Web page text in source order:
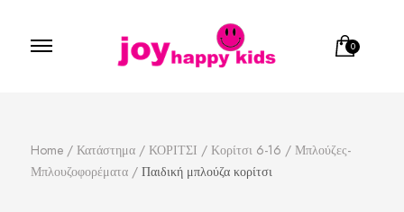
0
Home / Κατάστημα / ΚΟΡΙΤΣΙ / Κορίτσι 6-16 / Μπλούζες-
Μπλουζοφορέματα / Παιδική μπλούζα κορίτσι